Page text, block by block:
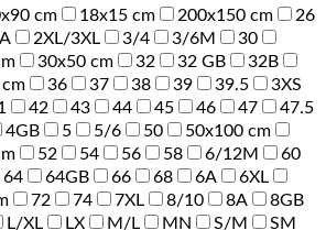
cm 18x15 cm 200x150 cm
26
2XL/3XL 3/4 3/6M
30
30x50 cm 32 32 GB
32B
36 37 38 39 39.5
3XS
42 43 44 45 46 47
47.5
4GB 5 5/6 50
50x100 cm
52 54 56 58 6/12M
60
64 64GB 66 68 6A
6XL
72 74 7XL 8/10 8A
8GB
L/XL LX M/L MN S/M
SM